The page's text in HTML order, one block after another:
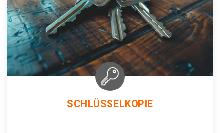
SCHLÜSSELKOPIE